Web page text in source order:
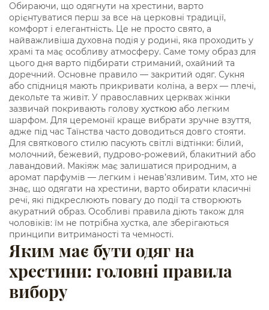
Обираючи, що одягнути на хрестини, варто
орієнтуватися перш за все на церковні традиції,
комфорт і елегантність. Це не просто свято, а
найважливіша духовна подія у родині, яка проходить у
храмі та має особливу атмосферу. Саме тому образ для
цього дня варто підбирати стриманий, охайний та
доречний. Основне правило — закритий одяг. Сукня
або спідниця мають прикривати коліна, а верх — плечі,
декольте та живіт. У православних церквах жінки
зазвичай покривають голову хусткою або легким
шарфом. Для церемонії краще вибрати зручне взуття,
адже під час Таїнства часто доводиться довго стояти.
Для святкового стилю пасують світлі відтінки: білий,
молочний, бежевий, пудрово-рожевий, блакитний або
лавандовий. Макіяж має залишатися природним, а
аромат парфумів — легким і ненав’язливим. Тим, хто не
знає, що одягати на хрестини, варто обирати класичні
речі, які підкреслюють повагу до події та створюють
акуратний образ. Особливі правила діють також для
чоловіків: їм не потрібна хустка, але зберігаються
принципи витриманості та чемності.
Яким має бути одяг на
хрестини: головні правила
вибору